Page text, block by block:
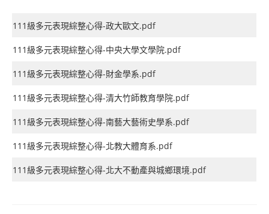
111級多元表現綜整心得-政大歐文.pdf
111級多元表現綜整心得-中央大學文學院.pdf
111級多元表現綜整心得-財金學系.pdf
111級多元表現綜整心得-清大竹師教育學院.pdf
111級多元表現綜整心得-南藝大藝術史學系.pdf
111級多元表現綜整心得-北教大體育系.pdf
111級多元表現綜整心得-北大不動產與城鄉環境.pdf